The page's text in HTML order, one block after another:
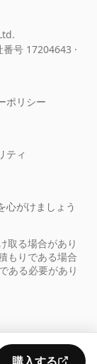
番号 17204643 ·
ポリシー
ティ
心がけましょう
取る場合があり
もりである場合
ある必要があり